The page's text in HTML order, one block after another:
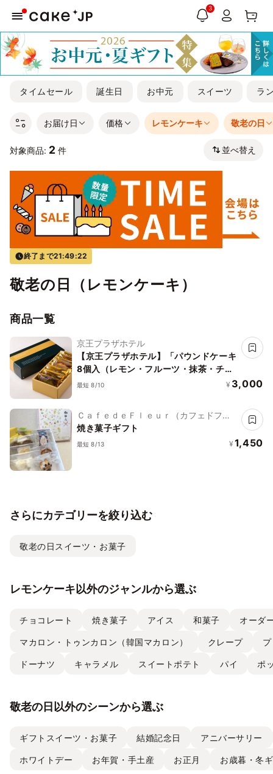
3
タイムセール 誕生日 お中元 スイーツ ラ
お届け日 価格 レモンケーキ 敬老の日
対象商品: 2 件 並べ替え
終了まで21:49:22
敬老の日（レモンケーキ）
商品一覧
京王プラザホテル
【京王プラザホテル】「パウンドケーキ
8個入（レモン・フルーツ・抹茶・チェ
リー＆ポピーシード）
最短 8/10 ¥ 3,000
ＣａｆｅｄｅＦｌｅｕｒ（カフェドフル
ール）
焼き菓子ギフト
最短 8/13 ¥ 1,450
さらにカテゴリーを絞り込む
敬老の日スイーツ・お菓子
レモンケーキ以外のジャンルから選ぶ
チョコレート 焼き菓子 アイス 和菓子 オーダ
マカロン・トゥンカロン（韓国マカロン） クレープ
ドーナツ キャラメル スイートポテト パイ ポ
敬老の日以外のシーンから選ぶ
ギフトスイーツ・お菓子 結婚記念日 アニバーサリー
ホワイトデー お年賀・手土産 お正月 お歳暮・冬